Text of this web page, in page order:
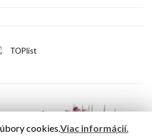
cookies.Viac informácií.